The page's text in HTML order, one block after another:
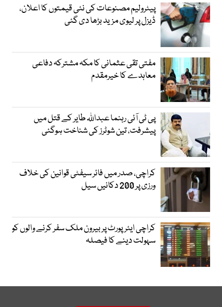
پیٹرولیم مصنوعات کی نئی قیمتوں کا اعلان،
ڈیزل پر لیوی مزید بڑھا دی گئی
مفتی تقی عثمانی کا مکہ مشترکہ دفاعی
معاہدے کا خیرمقدم
پی ٹی آئی رہنما عبداللہ طایر کے قتل میں
پیشرفت، تین شوٹرز کی شناخت ہوگئی
کراچی، صدر میں فائر سیفٹی قوانین کی خلاف
ورزی پر 200 دکانیں سیل
کراچی ایئرپورٹ پر بیرون ملک سفر کرنے والوں کو
سہولت دینے کا فیصلہ